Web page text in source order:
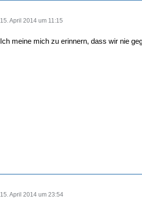
15. April 2014 um 11:15
Ich meine mich zu erinnern, dass wir nie
15. April 2014 um 23:54